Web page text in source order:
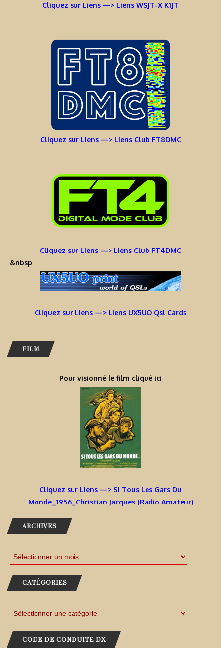
Cliquez sur Liens —> Liens WSJT-X K1JT
Cliquez sur Liens —> Liens Club FT8DMC
Cliquez sur Liens —> Liens Club FT4DMC
&nbsp
Cliquez sur Liens —> Liens UX5UO Qsl Cards
FILM
Pour visionné le film cliqué ici
Cliquez sur Liens —> Si Tous Les Gars Du
Monde_1956_Christian Jacques (Radio Amateur)
ARCHIVES
CATÉGORIES
CODE DE CONDUITE DX